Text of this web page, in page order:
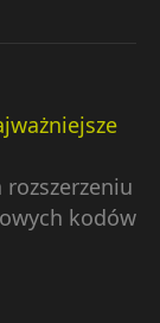
kodów